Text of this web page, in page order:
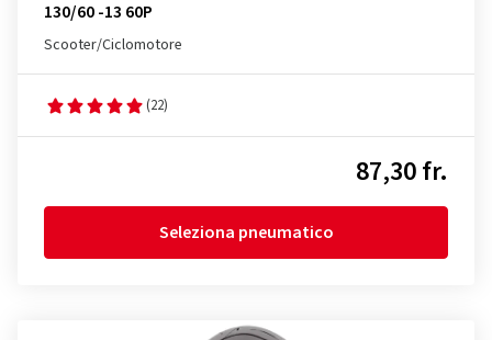
130/60 -13 60P
Scooter/Ciclomotore
(22)
87,30 fr.
Seleziona pneumatico